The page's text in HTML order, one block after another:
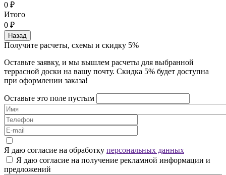
0 ₽
Итого
0 ₽
Назад
Получите расчеты, схемы и скидку 5%
Оставьте заявку, и мы вышлем расчеты для выбранной
террасной доски на вашу почту. Скидка 5% будет доступна
при оформлении заказа!
Оставьте это поле пустым
Я даю согласие на обработку персональных данных
Я даю согласие на получение рекламной информации и
предложений